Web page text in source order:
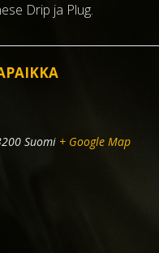
Drip ja Plug.
Suomi + Google Map